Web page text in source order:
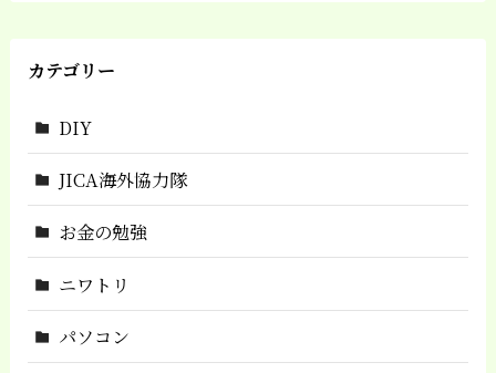
カテゴリー
DIY
JICA海外協力隊
お金の勉強
ニワトリ
パソコン